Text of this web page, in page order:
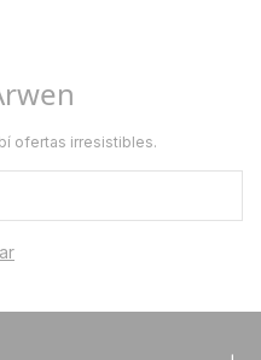
ofertas irresistibles.